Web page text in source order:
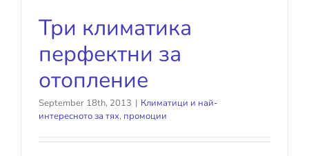
Три климатика
перфектни за
отопление
September 18th, 2013 | Климатици и най-
интересното за тях, промоции